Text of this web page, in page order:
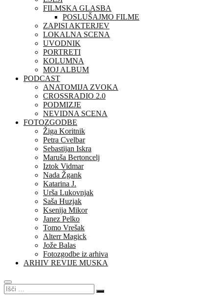
FILMSKA GLASBA
POSLUŠAJMO FILME
ZAPISI AKTERJEV
LOKALNA SCENA
UVODNIK
PORTRETI
KOLUMNA
MOJ ALBUM
PODCAST
ANATOMIJA ZVOKA
CROSSRADIO 2.0
PODMIZJE
NEVIDNA SCENA
FOTOZGODBE
Žiga Koritnik
Petra Cvelbar
Sebastijan Iskra
Maruša Bertoncelj
Iztok Vidmar
Nada Žgank
Katarina J.
Urša Lukovnjak
Saša Huzjak
Ksenija Mikor
Janez Pelko
Tomo Vrešak
Alterr Magick
Jože Balas
Fotozgodbe iz arhiva
ARHIV REVIJE MUSKA
Išči
…